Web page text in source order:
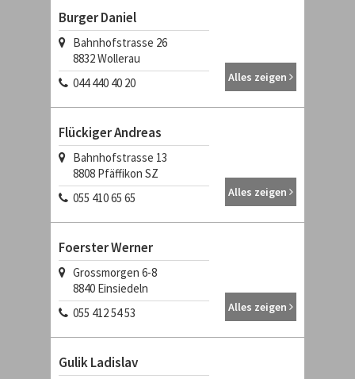
Burger Daniel
Bahnhofstrasse 26
8832Wollerau
044 440 40 20
Alles zeigen
Flückiger Andreas
Bahnhofstrasse 13
8808 Pfäffikon SZ
055 410 65 65
Alles zeigen
Foerster Werner
Grossmorgen 6-8
8840 Einsiedeln
055 412 54 53
Alles zeigen
Gulik Ladislav